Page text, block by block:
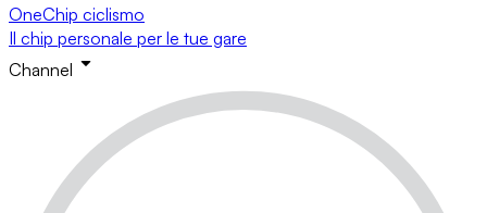
OneChip ciclismo
Il chip personale per le tue gare
Channel